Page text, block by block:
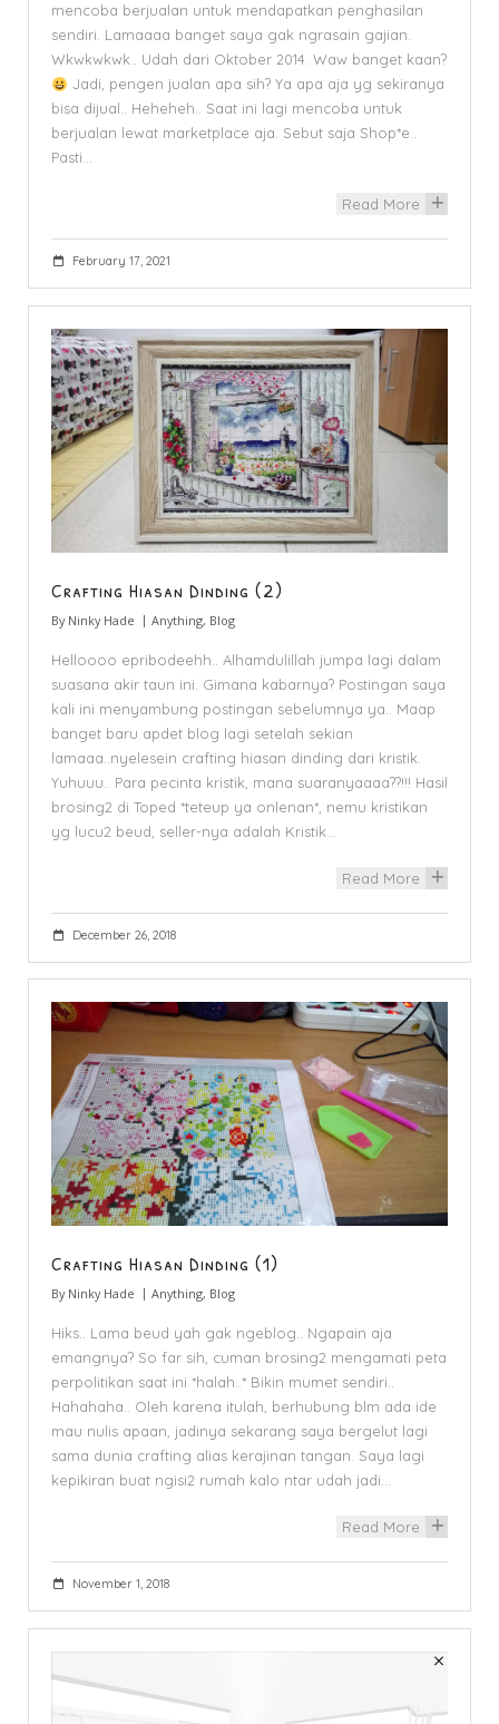
mencoba berjualan untuk mendapatkan penghasilan
sendiri. Lamaaaa banget saya gak ngrasain gajian.
Wkwkwkwk.. Udah dari Oktober 2014. Waw banget kaan?
Jadi, pengen jualan apa sih? Ya apa aja yg sekiranya
bisa dijual.. Heheheh.. Saat ini lagi mencoba untuk
berjualan lewat marketplace aja. Sebut saja Shop*e..
Pasti…
Read More +
February 17, 2021
Crafting Hiasan Dinding (2)
By Ninky Hade Anything, Blog
Helloooo epribodeehh.. Alhamdulillah jumpa lagi dalam
suasana akir taun ini. Gimana kabarnya? Postingan saya
kali ini menyambung postingan sebelumnya ya.. Maap
banget baru apdet blog lagi setelah sekian
lamaaa..nyelesein crafting hiasan dinding dari kristik.
Yuhuuu.. Para pecinta kristik, mana suaranyaaaa??!!! Hasil
brosing2 di Toped *teteup ya onlenan*, nemu kristikan
yg lucu2 beud, seller-nya adalah Kristik…
Read More +
December 26, 2018
Crafting Hiasan Dinding (1)
By Ninky Hade Anything, Blog
Hiks.. Lama beud yah gak ngeblog.. Ngapain aja
emangnya? So far sih, cuman brosing2 mengamati peta
perpolitikan saat ini *halah..* Bikin mumet sendiri..
Hahahaha.. Oleh karena itulah, berhubung blm ada ide
mau nulis apaan, jadinya sekarang saya bergelut lagi
sama dunia crafting alias kerajinan tangan. Saya lagi
kepikiran buat ngisi2 rumah kalo ntar udah jadi…
Read More +
November 1, 2018